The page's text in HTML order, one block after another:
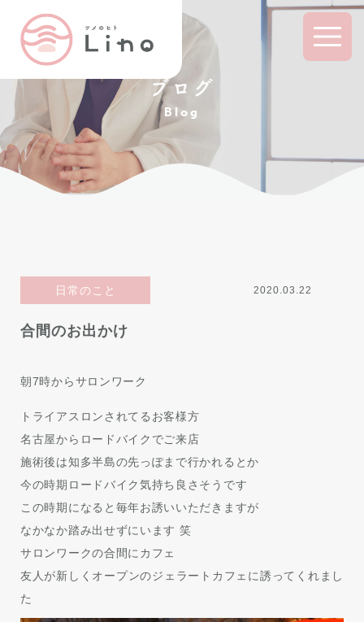
ブログ
Blog
日常のこと 2020.03.22
合間のお出かけ
朝7時からサロンワーク
トライアスロンされてるお客様方
名古屋からロードバイクでご来店
施術後は知多半島の先っぽまで行かれるとか
今の時期ロードバイク気持ち良さそうです
この時期になると毎年お誘いいただきますが
なかなか踏み出せずにいます 笑
サロンワークの合間にカフェ
友人が新しくオープンのジェラートカフェに誘ってくれまし
た